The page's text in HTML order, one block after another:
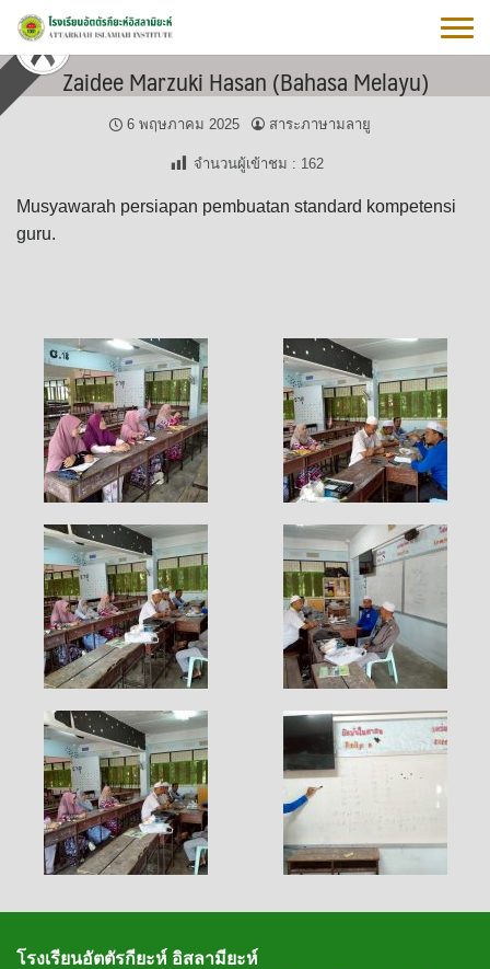
Skip
content Zaidee Marzuki Hasan (Bahasa Melayu)
6 พฤษภาคม 2025 สาระภาษามลายู
จำนวนผู้เข้าชม : 162
Musyawarah persiapan pembuatan standard kompetensi
guru.
โรงเรียนอัตตัรกียะห์ อิสลามียะห์